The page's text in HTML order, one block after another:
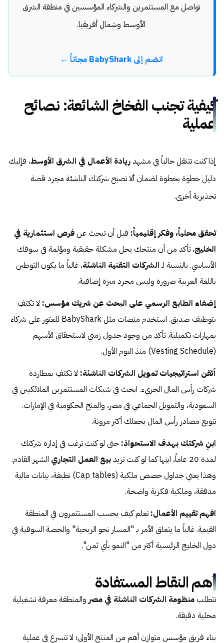
تواصل مع المستثمرين والشركاء المؤسسين في منطقة الشرق
الأوسط وشمال أفريقيا.
انضم إلى BabyShark مجاناً ←
كيفية تجنب الفخاخ الشائعة: نصائح
عملية
إذا كنت تتنقل حالياً في مشهدريادة الأعمال في الشرق الأوسط، فإليك
دليل خطوة بخطوة لضمان ألا تصبح شركتك الناشئة مجرد قصة
تحذيرية أخرى.
تحقق محلياً، وفكر إقليمياً: قبل أن تبحث عنفرص استثمارية في
الخليج، تأكد من أن منتجك يحل مشكلة حقيقية ومؤلمة في سوقك
الأساسي. بالنسبة لـ الشركات التقنية الناشئة، غالباً ما يكون التوطين
باللغة العربية ضرورة وليس مجرد ميزة إضافية.
إضفاء الطابع الرسمي على البحث عن شريك مؤسس: لا تكتفِ
بتوظيف صديق. استخدم منصات مثل BabyShark للعثور على شركاء
بمهارات تكميلية. تأكد من وجود جدول زمني لاستحقاق الأسهم
(Vesting Schedule) منذ اليوم الأول.
أتقن استراتيجيات تمويل الشركات الناشئة: لا تكتفِ بمطاردة
شركات رأس المال الجريء. ابحث في شبكات المستثمرين الملائكيين في
السعودية، والتمويل الجماعي في مصر، والمنح الحكومية في الإمارات.
تنويع مصادر رأس المال يجعلك أكثر مرونة.
ابنِ شركتك بهدف الاستحواذ: حتى لو كنت ترغب في إدارة شركتك
لمدة 20 عاماً، ابنِها كما لو كنت تريد
بيع العمل التجاري الشهر القادم.
وهذا يعني جداول حصص ملكية (Cap tables) نظيفة، بيانات مالية
مدققة، وملكية فكرية واضحة.
افهم تقييم الأعمال: تعلم كيف يحسب المستثمرون في المنطقة
القيمة. غالباً ما يتعلق الأمر بـ "المسار نحو الربحية" والحصة السوقية في
دول الخليج الرئيسية أكثر من "النمو بأي ثمن".
أهم النقاط المستفادة
تتطلبمنظومة الشركات الناشئة في مصروالمنطقة معرفة تشغيلية
محلية دقيقة.
بناء فريق مؤسس متوازن أهم من المنتج الأولي؛ لا تتسرع في عملية